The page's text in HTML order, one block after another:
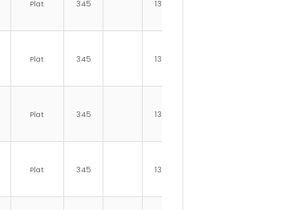
Plat 345 139
Plat 345 139
Plat 345 139
Plat 345 139